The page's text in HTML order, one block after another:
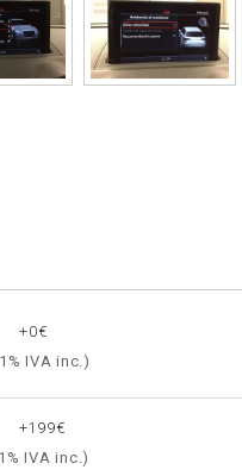
+0€
IVA inc.)
+199€
IVA inc.)